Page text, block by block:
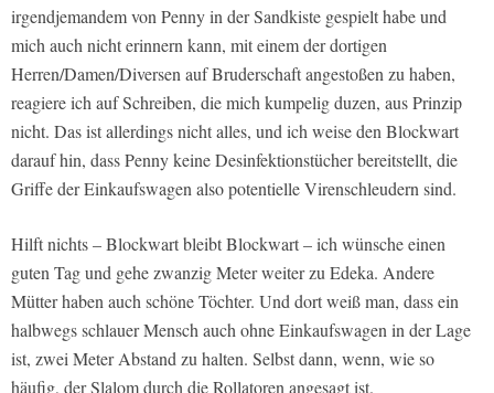
irgendjemandem von Penny in der Sandkiste gespielt habe und
mich auch nicht erinnern kann, mit einem der dortigen
Herren/Damen/Diversen auf Bruderschaft angestoßen zu haben,
reagiere ich auf Schreiben, die mich kumpelig duzen, aus Prinzip
nicht. Das ist allerdings nicht alles, und ich weise den Blockwart
darauf hin, dass Penny keine Desinfektionstücher bereitstellt, die
Griffe der Einkaufswagen also potentielle Virenschleudern sind.
Hilft nichts – Blockwart bleibt Blockwart – ich wünsche einen
guten Tag und gehe zwanzig Meter weiter zu Edeka. Andere
Mütter haben auch schöne Töchter. Und dort weiß man, dass ein
halbwegs schlauer Mensch auch ohne Einkaufswagen in der Lage
ist, zwei Meter Abstand zu halten. Selbst dann, wenn, wie so
häufig, der Slalom durch die Rollatoren angesagt ist.